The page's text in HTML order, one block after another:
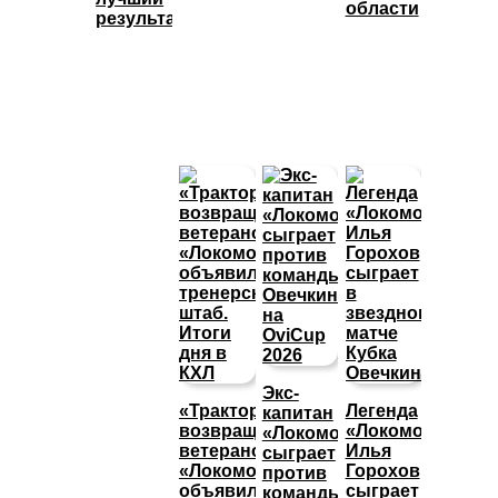
результат
области
«Трактор»
возвращает
ветеранов,
«Локомотив»
объявил
Экс-
капитан
«Локомотива»
сыграет
против
команды
Легенда
«Локомотива»
Илья
Горохов
сыграет